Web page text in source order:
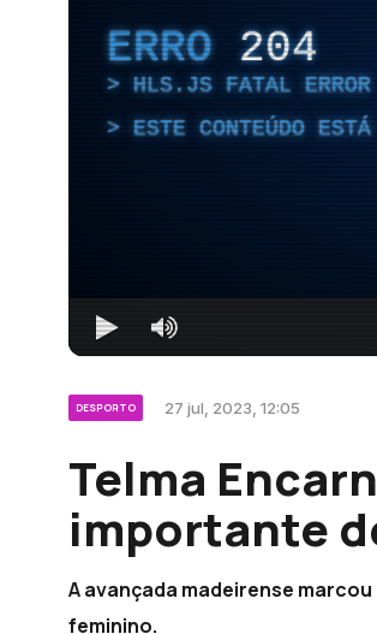
ERRO 204
HLS.JS FATAL ERROR
ESTE CONTEÚDO
DESPORTO 27 jul, 2023, 12:05
Telma
importante
A avançada madeirense
feminino.